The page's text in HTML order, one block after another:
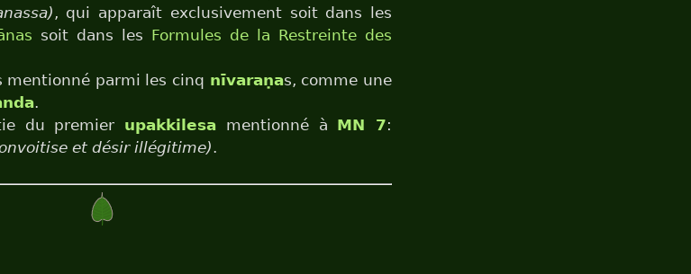
, qui apparaît exclusivement soit dans les
soit dans les Formules de la Restreinte des
mentionné parmi les cinq nīvaraṇas, comme une
.
du premier upakkilesa mentionné à MN 7:
et désir illégitime).